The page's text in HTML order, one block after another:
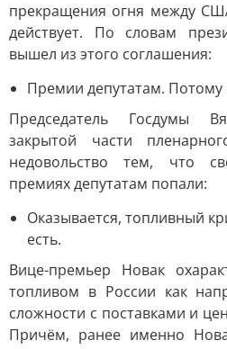
прекращения огня между
действует. По словам
вышел из этого соглашения:
Премии депутатам. Потому
Председатель Госдумы
закрытой части
недовольство тем, что
премиях депутатам попали:
Оказывается, топливный
есть.
Вице-премьер Новак
топливом в России как
сложности с поставками и
Причём, ранее именно